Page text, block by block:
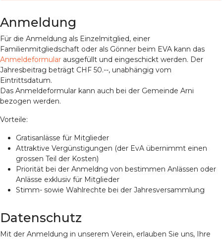
Anmeldung
Für die Anmeldung als Einzelmitglied, einer
Familienmitgliedschaft oder als Gönner beim EVA kann das
Anmeldeformular ausgefüllt und eingeschickt werden. Der
Jahresbeitrag beträgt CHF 50.--, unabhängig vom
Eintrittsdatum.
Das Anmeldeformular kann auch bei der Gemeinde Arni
bezogen werden.
Vorteile:
Gratisanlässe für Mitglieder
Attraktive Vergünstigungen (der EvA übernimmt einen
grossen Teil der Kosten)
Priorität bei der Anmeldng von bestimmen Anlässen oder
Anlässe exklusiv für Mitglieder
Stimm- sowie Wahlrechte bei der Jahresversammlung
Datenschutz
Mit der Anmeldung in unserem Verein, erlauben Sie uns, Ihre